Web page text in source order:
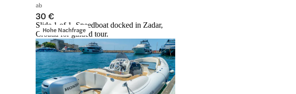
ab
30 €
Hohe Nachfrage
Slide 1 of 1, Speedboat docked in Zadar,
Croatia for guided tour.